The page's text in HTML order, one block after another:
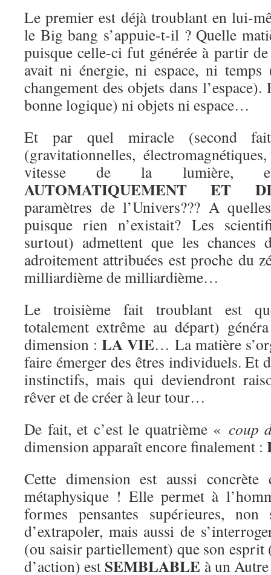
Le premier est déjà troublant en lui-
le Big bang s’appuie-t-il ? Quelle
puisque celle-ci fut générée à partir
avait ni énergie, ni espace, ni
changement des objets dans
bonne logique) ni objets ni espace…
Et par quel miracle (second
(gravitationnelles,
vitesse de la lumière,
AUTOMATIQUEMENT ET
paramètres de l’Univers??? A
puisque rien n’existait? Les
surtout) admettent que les
adroitement attribuées est proche du
milliardième de milliardième…
Le troisième fait troublant est
totalement extrême au départ)
dimension :LA VIE… La matière
faire émerger des êtres individuels. Et
instinctifs, mais qui deviendront
rêver et de créer à leur tour…
De fait, et c’est le quatrième « coup
dimension apparaît encore finalement :
Cette dimension est aussi concrète
métaphysique ! Elle permet à
formes pensantes supérieures, non
d’extrapoler, mais aussi de
(ou saisir partiellement) que son esprit
d’action) est SEMBLABLE à un